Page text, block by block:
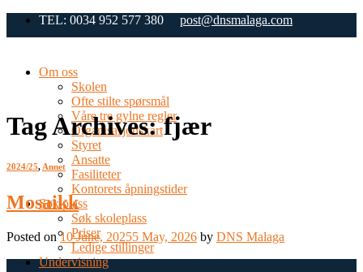
Skip
TEL: 0034 952 577 380 post@dnsmalaga.com
Om oss
Skolen
Ofte stilte spørsmål
Våre tre gylne regler
Organisasjonskart
Styret
Ansatte
Fasiliteter
Kontorets åpningstider
Søk plass
Søk skoleplass
Priser
Ledige stillinger
Undervisning
Tag Archives:fjær
2024/25,Annet
Mosaikk
Posted on10 June, 20255 May, 2026 by DNS Malaga